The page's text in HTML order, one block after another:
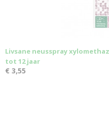
Livsane neusspray
tot 12 jaar
€ 3,55